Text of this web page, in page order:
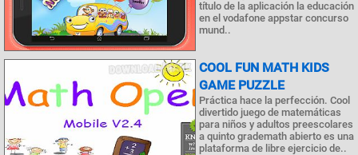
título de la aplicación la educación
en el vodafone appstar concurso
mund..
COOL FUN MATH KIDS
GAME PUZZLE
Práctica hace la perfección. Cool
divertido juego de matemáticas
para niños y adultos preescolares
a quinto grademath abierto es una
plataforma de libre ejercicio de..